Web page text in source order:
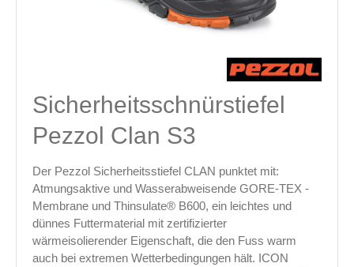
Sicherheitsschnürstiefel
Pezzol Clan S3
Der Pezzol Sicherheitsstiefel CLAN punktet mit:
Atmungsaktive und Wasserabweisende GORE-TEX -
Membrane und Thinsulate® B600, ein leichtes und
dünnes Futtermaterial mit zertifizierter
wärmeisolierender Eigenschaft, die den Fuss warm
auch bei extremen Wetterbedingungen hält. ICON